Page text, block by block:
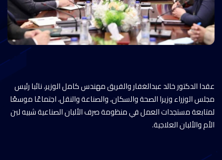
عقدا الدكتور خالد عبدالغفار والفريق مهندس كامل الوزير، نائبا رئيس
مجلس الوزراء وزيرا الصحة والسكان، والصناعة والنقل، اجتماعًا موسعًا
لمتابعة مستجدات العمل في منظومة صرف الألبان الصناعية شبيه لبن
الأم والألبان العلاجية.